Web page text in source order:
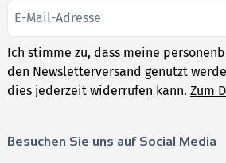
Ich stimme zu, dass meine
den Newsletterversand genutzt
dies jederzeit widerrufen kann. Zum
Besuchen Sie uns auf Social Media